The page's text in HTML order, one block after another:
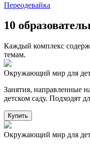
Переодевайка
10
Каждый комплекс
темам.
Окружающий мир для
Занятия, направленные
детском саду. Подходят
Купить
Окружающий мир для